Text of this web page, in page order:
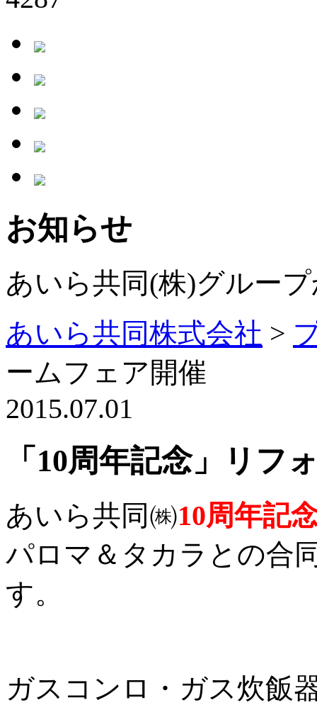
お知らせ
あいら共同(株)グルー
あいら共同株式会社 >
ームフェア開催
2015.07.01
「10周年記念」リフ
あいら共同㈱10周年記
パロマ＆タカラとの合
す。
ガスコンロ・ガス炊飯